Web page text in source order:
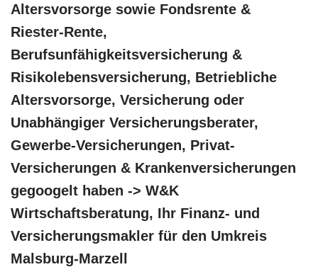
Altersvorsorge sowie Fondsrente &
Riester-Rente,
Berufsunfähigkeitsversicherung &
Risikolebensversicherung, Betriebliche
Altersvorsorge, Versicherung oder
Unabhängiger Versicherungsberater,
Gewerbe-Versicherungen, Privat-
Versicherungen & Krankenversicherungen
gegoogelt haben -> W&K
Wirtschaftsberatung, Ihr Finanz- und
Versicherungsmakler für den Umkreis
Malsburg-Marzell